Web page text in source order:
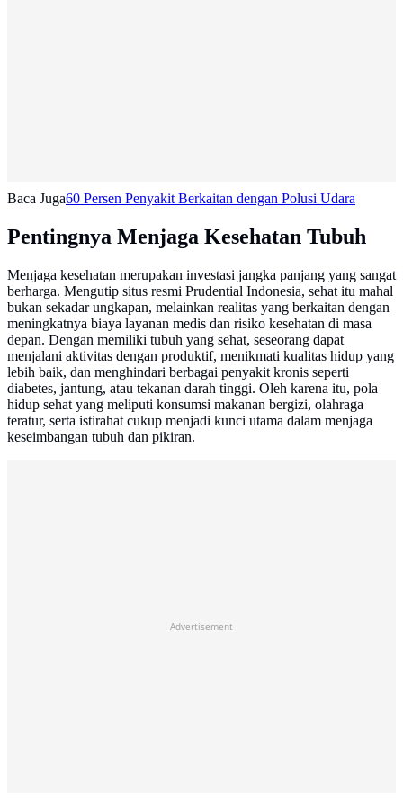
Baca Juga60 Persen Penyakit Berkaitan dengan Polusi Udara
Pentingnya Menjaga Kesehatan Tubuh
Menjaga kesehatan merupakan investasi jangka panjang yang sangat
berharga. Mengutip situs resmi Prudential Indonesia, sehat itu mahal
bukan sekadar ungkapan, melainkan realitas yang berkaitan dengan
meningkatnya biaya layanan medis dan risiko kesehatan di masa
depan. Dengan memiliki tubuh yang sehat, seseorang dapat
menjalani aktivitas dengan produktif, menikmati kualitas hidup yang
lebih baik, dan menghindari berbagai penyakit kronis seperti
diabetes, jantung, atau tekanan darah tinggi. Oleh karena itu, pola
hidup sehat yang meliputi konsumsi makanan bergizi, olahraga
teratur, serta istirahat cukup menjadi kunci utama dalam menjaga
keseimbangan tubuh dan pikiran.
Advertisement